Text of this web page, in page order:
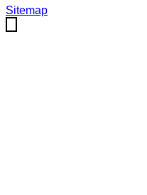
Sitemap